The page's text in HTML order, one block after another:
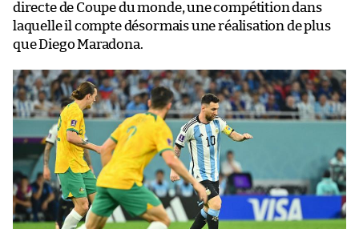
directe de Coupe du monde, une compétition dans
laquelle il compte désormais une réalisation de plus
que Diego Maradona.